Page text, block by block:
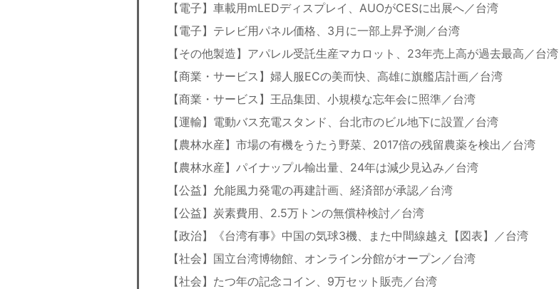
【電子】車載用mLEDディスプレイ、AUOがCESに出展へ／台湾
【電子】テレビ用パネル価格、3月に一部上昇予測／台湾
【その他製造】アパレル受託生産マカロット、23年売上高が過去最高／台湾
【商業・サービス】婦人服ECの美而快、高雄に旗艦店計画／台湾
【商業・サービス】王品集団、小規模な忘年会に照準／台湾
【運輸】電動バス充電スタンド、台北市のビル地下に設置／台湾
【農林水産】市場の有機をうたう野菜、2017倍の残留農薬を検出／台湾
【農林水産】パイナップル輸出量、24年は減少見込み／台湾
【公益】允能風力発電の再建計画、経済部が承認／台湾
【公益】炭素費用、2.5万トンの無償枠検討／台湾
【政治】《台湾有事》中国の気球3機、また中間線越え【図表】／台湾
【社会】国立台湾博物館、オンライン分館がオープン／台湾
【社会】たつ年の記念コイン、9万セット販売／台湾